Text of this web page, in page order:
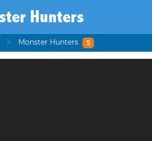
Hunters
Monster Hunters 5